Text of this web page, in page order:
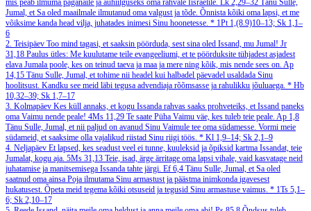
mis peab ilmuma paganaile ja auhiilguseks oma rahvale Iisraelile. Lk 2,29–32 Tänu Sulle,
Jumal, et Sa oled maailmale ilmutanud oma valgust ja tõde. Õnnista kõiki oma lapsi, et me
võiksime kanda head vilja, juhatades inimesi Sinu hoonetesse. * 1Pt 1,(8.9)10–13; Sk 1,1–
6
2. Teisipäev Too mind tagasi, et saaksin pöörduda, sest sina oled Issand, mu Jumal! Jr
31,18 Paulus ütles: Me kuulutame teile evangeeliumi, et te pöörduksite tühjadest asjadest
elava Jumala poole, kes on teinud taeva ja maa ja mere ning kõik, mis nende sees on. Ap
14,15 Tänu Sulle, Jumal, et tohime nii headel kui halbadel päevadel usaldada Sinu
hoolitsust. Kandku see meid läbi tegusa advendiaja rõõmsasse ja rahulikku jõuluaega. * Hb
10,32–39; Sk 1,7–17
3. Kolmapäev Kes küll annaks, et kogu Issanda rahvas saaks prohveteiks, et Issand paneks
oma Vaimu nende peale! 4Ms 11,29 Te saate Püha Vaimu väe, kes tuleb teie peale. Ap 1,8
Tänu Sulle, Jumal, et nii paljud on avanud Sinu Vaimule tee oma südamesse. Vormi meie
südameid, et saaksime olla vajalikud riistad Sinu riigi töös. * Kl 1,9–14; Sk 2,1–9
4. Neljapäev Et lapsed, kes seadust veel ei tunne, kuuleksid ja õpiksid kartma Issandat, teie
Jumalat, kogu aja. 5Ms 31,13 Teie, isad, ärge ärritage oma lapsi vihale, vaid kasvatage neid
juhatamise ja manitsemisega Issanda tahte järgi. Ef 6,4 Tänu Sulle, Jumal, et Sa oled
saatnud oma ainsa Poja ilmutama Sinu armastust ja päästma inimkonda igavesest
hukatusest. Õpeta meid tegema kõiki otsuseid ja tegusid Sinu armastuse vaimus. * 1Ts 5,1–
6; Sk 2,10–17